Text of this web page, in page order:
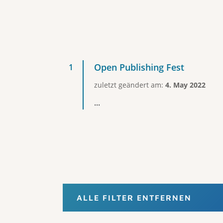
Open Publishing Fest
zuletzt geändert am: 4. May 2022
...
ALLE FILTER ENTFERNEN